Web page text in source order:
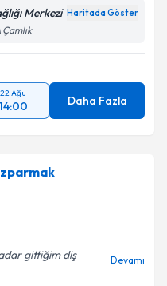
Merkezi Haritada Göster
22 Ağu
14:00 Daha Fazla
gittiğim diş
Devamı